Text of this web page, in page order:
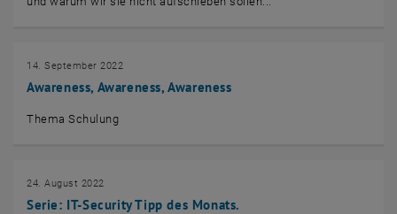
Awareness, Awareness, Awareness
14. September 2022
Thema Schulung
Serie: IT-Security Tipp des Monats.
24. August 2022